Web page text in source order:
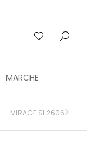
MARCHE
MIRAGE SI 2606